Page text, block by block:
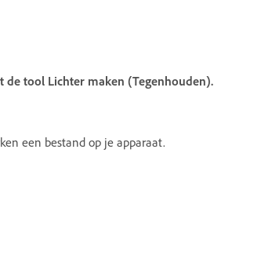
de tool Lichter maken (Tegenhouden).
een bestand op je apparaat.